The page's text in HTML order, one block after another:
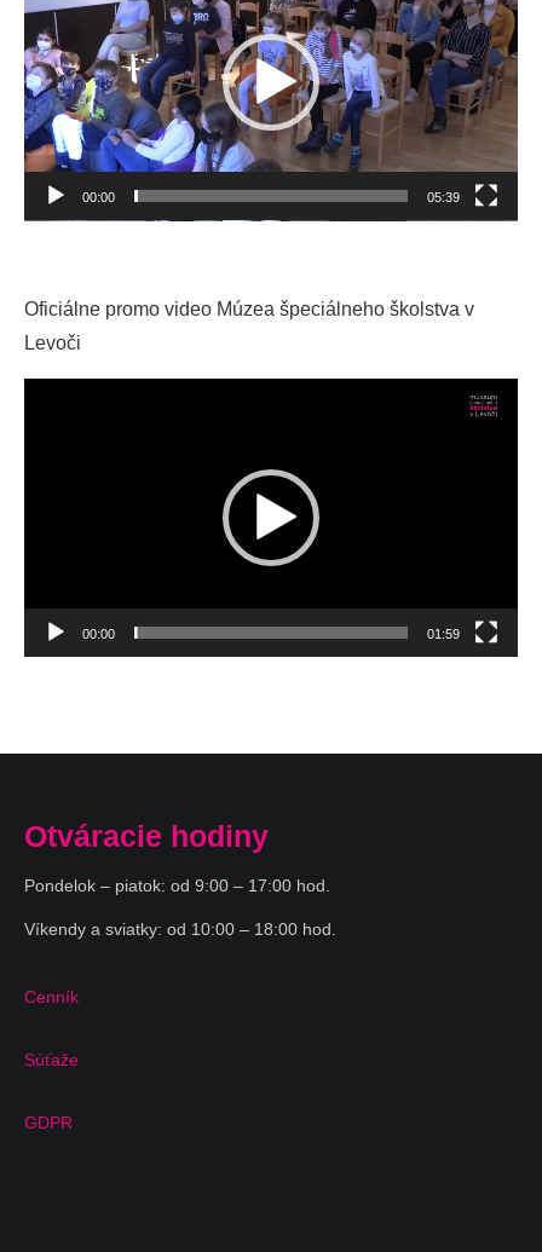
00:00 05:39
Oficiálne promo video Múzea špeciálneho školstva v
Levoči
00:00 01:59
Otváracie hodiny
Pondelok – piatok: od 9:00 – 17:00 hod.
Víkendy a sviatky: od 10:00 – 18:00 hod.
Cenník
Súťaže
GDPR